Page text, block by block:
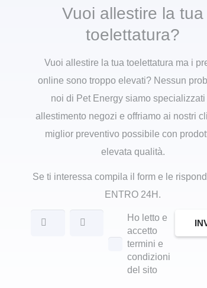
Vuoi allestire la tua
toelettatura?
Vuoi allestire la tua toelettatura ma i
online sono troppo elevati? Nessun
noi di Pet Energy siamo specializzati
allestimento negozi e offriamo ai nostri
miglior preventivo possibile con
elevata qualità.
Se ti interessa compila il form e le
ENTRO 24H.
Ho letto e
accetto
termini e
condizioni
del sito